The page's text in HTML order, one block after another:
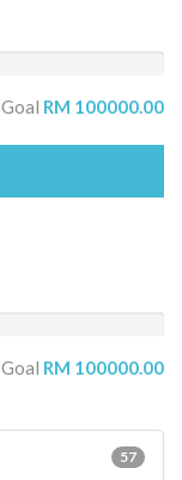
Goal RM 100000.00
Goal RM 100000.00
57